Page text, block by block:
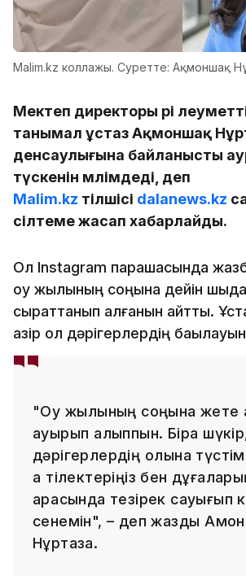
Malim.kz коллажы. Суретте: Ақмоншақ
Мектеп директоры әрі
танымал ұстаз Ақмоншақ
денсаулығына байланысты
түскенін мәлімдеді, деп
Malim.kz тілшісі dalanews.kz
сілтеме жасап хабарлайды.
Ол Instagram парақшасында
оқу жылының соңына дейін
сырқаттанып қалғанын айтты.
қазір ол дәрігерлердің
"Оқу жылының соңына жете
ауырып қалыппын. Бірақ
дәрігерлердің қолына
ақ тілектеріңіз бен
арқасында тезірек сауығып
сенемін", – деп жазды
Нұртаза.